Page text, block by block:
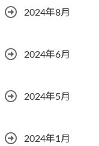
2024年8月
2024年6月
2024年5月
2024年1月